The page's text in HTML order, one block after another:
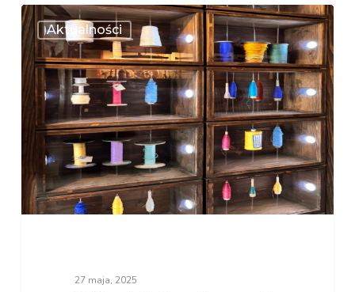
Aktualności
W
krainie
lnu
i
koronek
bretońskie
dziedzictwo
tekstylne
27 maja, 2025